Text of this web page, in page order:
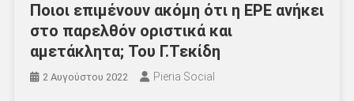
Ποιοι επιμένουν ακόμη ότι η ΕΡΕ ανήκει
στο παρελθόν οριστικά και
αμετάκλητα; Του Γ.Τεκίδη
2 Αυγούστου 2022 Pieria Social